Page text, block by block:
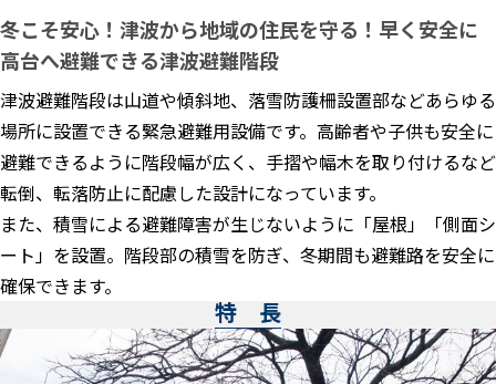
冬こそ安心！津波から地域の住民を守る！早く安全に
高台へ避難できる津波避難階段
津波避難階段は山道や傾斜地、落雪防護柵設置部などあらゆる
場所に設置できる緊急避難用設備です。高齢者や子供も安全に
避難できるように階段幅が広く、手摺や幅木を取り付けるなど
転倒、転落防止に配慮した設計になっています。
また、積雪による避難障害が生じないように「屋根」「側面シ
ート」を設置。階段部の積雪を防ぎ、冬期間も避難路を安全に
確保できます。
特 長